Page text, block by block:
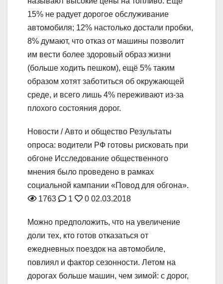
15% не радует дорогое обслуживание
автомобиля; 12% настолько достали пробки,
8% думают, что отказ от машины позволит
им вести более здоровый образ жизни
(больше ходить пешком), ещё 5% таким
образом хотят заботиться об окружающей
среде, и всего лишь 4% переживают из-за
плохого состояния дорог.
Новости / Авто и общество Результаты
опроса: водители РФ готовы рисковать при
обгоне Исследование общественного
мнения было проведено в рамках
социальной кампании «Повод для обгона».
1763
1 0 02.03.2018
Можно предположить, что на увеличение
доли тех, кто готов отказаться от
ежедневных поездок на автомобиле,
повлиял и фактор сезонности. Летом на
дорогах больше машин, чем зимой: с дорог,